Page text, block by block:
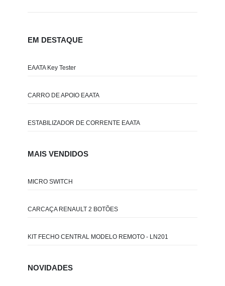
EM DESTAQUE
EAATA Key Tester
CARRO DE APOIO EAATA
ESTABILIZADOR DE CORRENTE EAATA
MAIS VENDIDOS
MICRO SWITCH
CARCAÇA RENAULT 2 BOTÕES
KIT FECHO CENTRAL MODELO REMOTO - LN201
NOVIDADES